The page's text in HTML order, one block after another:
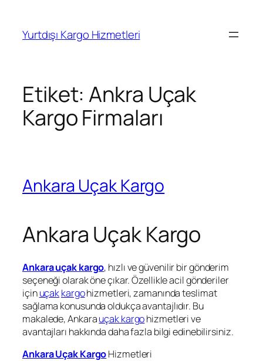
Yurtdışı Kargo Hizmetleri
Etiket:Ankra Uçak
Kargo Firmaları
Ankara Uçak Kargo
Ankara Uçak Kargo
Ankara uçak kargo, hızlı ve güvenilir bir gönderim
seçeneği olarak öne çıkar. Özellikle acil gönderiler
içinuçakkargohizmetleri, zamanında teslimat
sağlama konusunda oldukça avantajlıdır. Bu
makalede, Ankarauçak kargohizmetleri ve
avantajları hakkında daha fazla bilgi edinebilirsiniz.
Ankara Uçak KargoHizmetleri